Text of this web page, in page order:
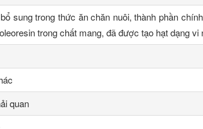
sung trong thức ăn chăn nuôi, thành phần
trong chất mang, đã được tạo hạt dạng vi
quan